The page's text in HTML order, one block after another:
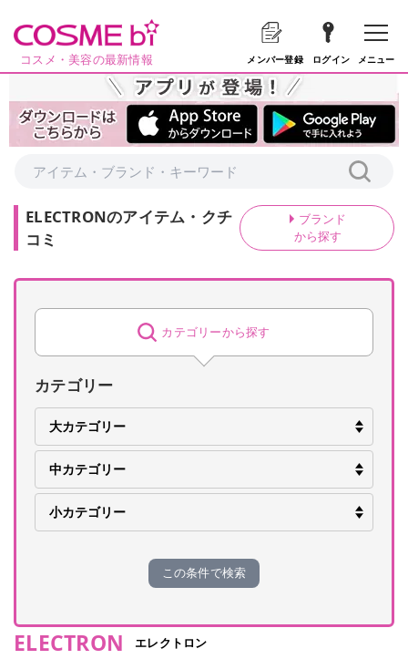
コスメ・美容の最新情報 メンバー登録 ログイン メニュー
ELECTRONのアイテム・クチ
コミ
ブランド
から探す
カテゴリーから探す
カテゴリー
この条件で検索
ELECTRON エレクトロン